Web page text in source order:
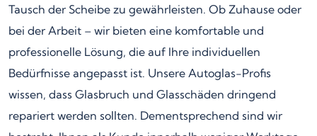
Tausch der Scheibe zu gewährleisten. Ob Zuhause oder
bei der Arbeit – wir bieten eine komfortable und
professionelle Lösung, die auf Ihre individuellen
Bedürfnisse angepasst ist. Unsere Autoglas-Profis
wissen, dass Glasbruch und Glasschäden dringend
repariert werden sollten. Dementsprechend sind wir